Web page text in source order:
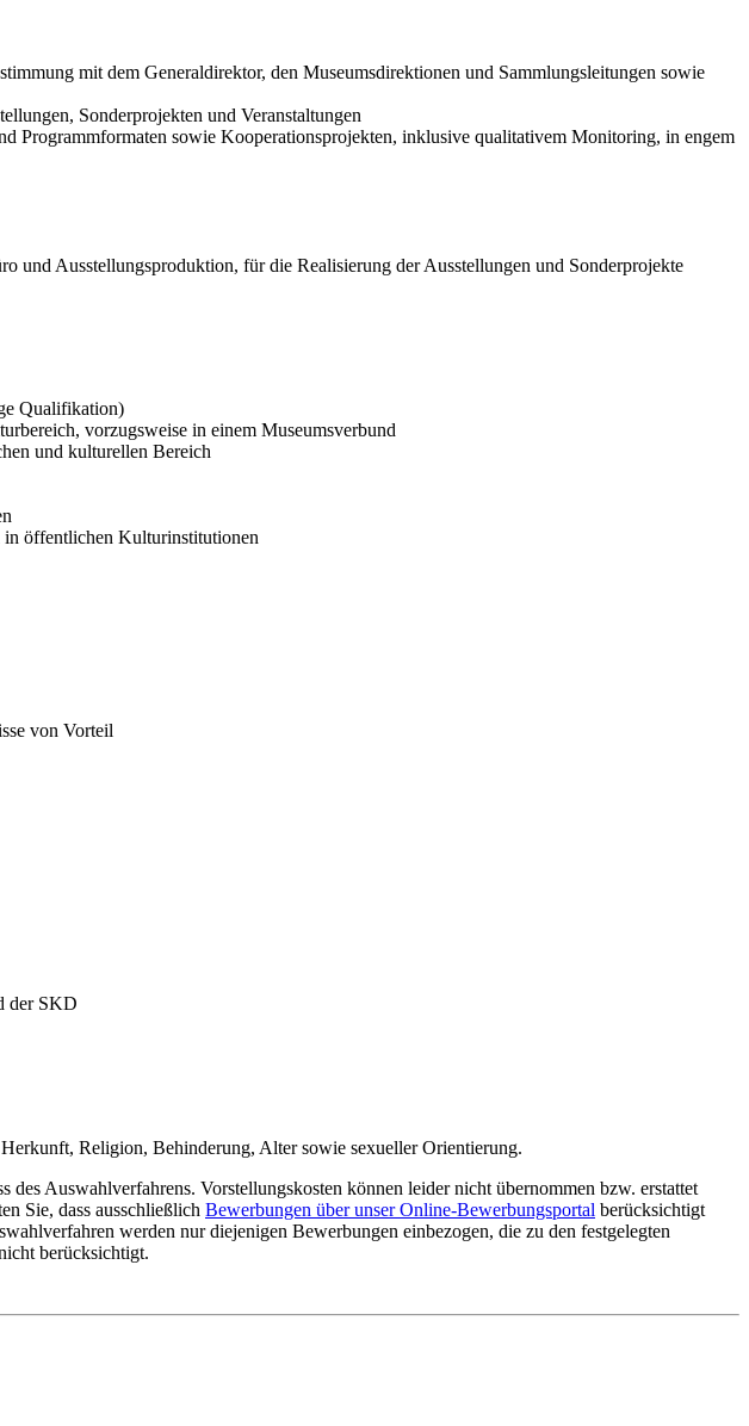
mit dem Generaldirektor, den Museumsdirektionen und Sammlungsleitungen sowie
Sonderprojekten und Veranstaltungen
Programmformaten sowie Kooperationsprojekten, inklusive qualitativem Monitoring, in engem
und Ausstellungsproduktion, für die Realisierung der Ausstellungen und Sonderprojekte
Qualifikation)
vorzugsweise in einem Museumsverbund
und kulturellen Bereich
in öffentlichen Kulturinstitutionen
von Vorteil
der SKD
Religion, Behinderung, Alter sowie sexueller Orientierung.
Auswahlverfahrens. Vorstellungskosten können leider nicht übernommen bzw. erstattet
Sie, dass ausschließlich Bewerbungen über unser Online-Bewerbungsportal berücksichtigt
werden nur diejenigen Bewerbungen einbezogen, die zu den festgelegten
berücksichtigt.